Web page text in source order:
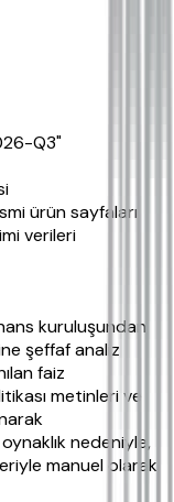
Q3"
ürün sayfaları
verileri
kuruluşundan
şeffaf analiz
faiz
metinleri ve
nedeniyle,
manuel olarak